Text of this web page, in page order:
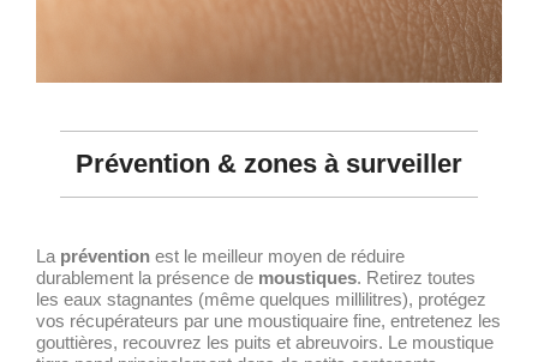
Prévention & zones à surveiller
La prévention est le meilleur moyen de réduire
durablement la présence de moustiques. Retirez toutes
les eaux stagnantes (même quelques millilitres), protégez
vos récupérateurs par une moustiquaire fine, entretenez les
gouttières, recouvrez les puits et abreuvoirs. Le moustique